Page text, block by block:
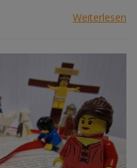
Weiterlesen